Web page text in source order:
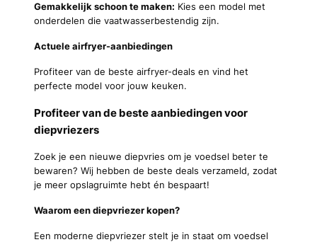
Gemakkelijk schoon te maken: Kies een model met
onderdelen die vaatwasserbestendig zijn.
Actuele airfryer-aanbiedingen
Profiteer van de beste airfryer-deals en vind het
perfecte model voor jouw keuken.
Profiteer van de beste aanbiedingen voor
diepvriezers
Zoek je een nieuwe diepvries om je voedsel beter te
bewaren? Wij hebben de beste deals verzameld, zodat
je meer opslagruimte hebt én bespaart!
Waarom een diepvriezer kopen?
Een moderne diepvriezer stelt je in staat om voedsel